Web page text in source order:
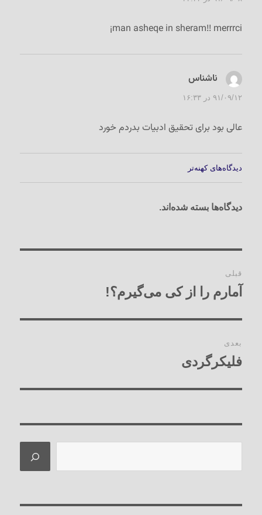
man asheqe in sheram!! merrrci¡
ناشناس
۹۱/۰۹/۱۲ در ۱۶:۳۳
عالی بود برای تحقیق ادبیات بدردم خورد
راهبری
دیدگاه‌ها
دیدگاه‌های کهنه‌تر
دیدگاه‌ها بسته شده‌اند.
نوشته‌ها
قبلی
نوشته
آمارم را از کی می‌گیرم؟!
بعدی
نوشته
فلیکرگردی